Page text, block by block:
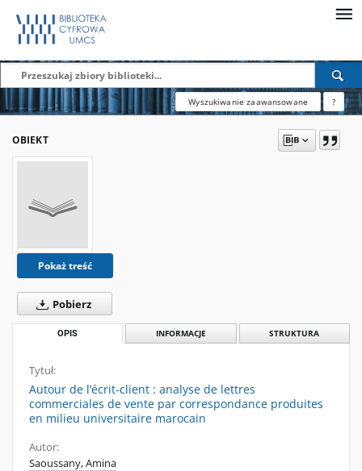
Wyszukiwanie zaawansowane ?
OBIEKT
Pokaż treść
Pobierz
OPIS INFORMACJE STRUKTURA
Tytuł:
Autour de l’écrit-client : analyse de lettres
commerciales de vente par correspondance produites
en milieu universitaire marocain
Autor:
Saoussany, Amina